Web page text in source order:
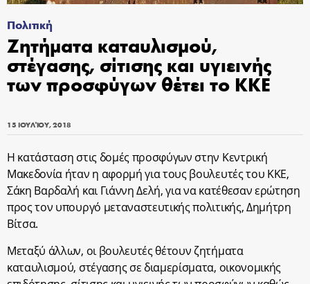
Πολιτική
Ζητήματα καταυλισμού,
στέγασης, σίτισης και υγιεινής
των προσφύγων θέτει το ΚΚΕ
15 ΙΟΥΛΊΟΥ, 2018
Η κατάσταση στις δομές προσφύγων στην Κεντρική
Μακεδονία ήταν η αφορμή για τους βουλευτές του ΚΚΕ,
Σάκη Βαρδαλή και Γιάννη Δελή, για να κατέθεσαν ερώτηση
προς τον υπουργό μεταναστευτικής πολιτικής, Δημήτρη
Βίτσα.
Μεταξύ άλλων, οι βουλευτές θέτουν ζητήματα
καταυλισμού, στέγασης σε διαμερίσματα, οικονομικής